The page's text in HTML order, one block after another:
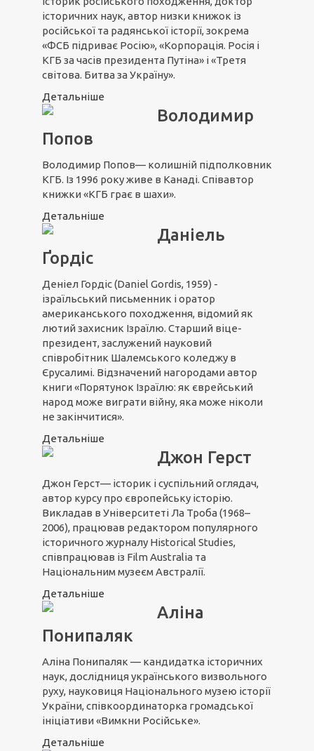
історичних наук, автор низки книжок із
російської та радянської історії, зокрема
«ФСБ підриває Росію», «Корпорація. Росія і
КГБ за часів президента Путіна» і «Третя
світова. Битва за Україну».
Детальніше
Володимир
Попов
Володимир Попов— колишній підполковник
КГБ. Із 1996 року живе в Канаді. Співавтор
книжки «КГБ грає в шахи».
Детальніше
Даніель
Ґордіс
Деніел Гордіс (Daniel Gordis, 1959) -
ізраїльський письменник і оратор
американського походження, відомий як
лютий захисник Ізраїлю. Старший віце-
президент, заслужений науковий
співробітник Шалемського коледжу в
Єрусалимі. Відзначений нагородами автор
книги «Порятунок Ізраїлю: як єврейський
народ може виграти війну, яка може ніколи
не закінчитися».
Детальніше
Джон Герст
Джон Герст— історик і суспільний оглядач,
автор курсу про європейську історію.
Викладав в Університеті Ла Троба (1968–
2006), працював редактором популярного
історичного журналу Historical Studies,
співпрацював із Film Australia та
Національним музеєм Австралії.
Детальніше
Аліна
Понипаляк
Аліна Понипаляк — кандидатка історичних
наук, дослідниця українського визвольного
руху, науковиця Національного музею історії
України, співкоординаторка громадської
ініціативи «Вимкни Російське».
Детальніше